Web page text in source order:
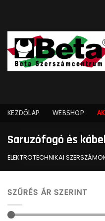
content
KEZDŐLAP WEBSHOP
Saruzófogó és
ELEKTROTECHNIKAI
SZŰRÉS ÁR SZERINT